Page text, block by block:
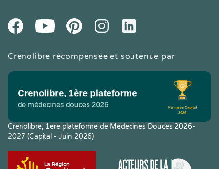
FacebookYoutube PinteresetInstagramLinkedIn
Crenolibre récompensée et soutenue par
Crenolibre, 1ere plateforme de Médecines Douces 2026-
2027 (Capital - Juin 2026)